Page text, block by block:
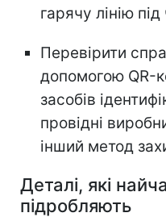
гарячу лінію
Перевірити
допомогою QR-
засобів
провідні
інший метод
Деталі, які
підробляють